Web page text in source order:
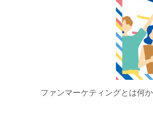
ファンマーケティングとは何